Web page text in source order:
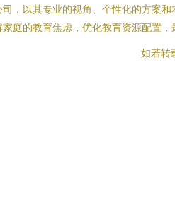
，以其专业的视角、个性化的方案
庭的教育焦虑，优化教育资源配置
如若转